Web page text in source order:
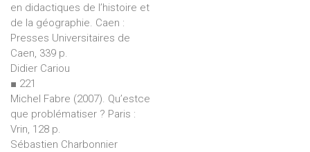
en didactiques de l’histoire et
de la géographie. Caen :
Presses Universitaires de
Caen, 339 p.
Didier Cariou
■ 221
Michel Fabre (2007). Qu’estce
que problématiser ? Paris :
Vrin, 128 p.
Sébastien Charbonnier